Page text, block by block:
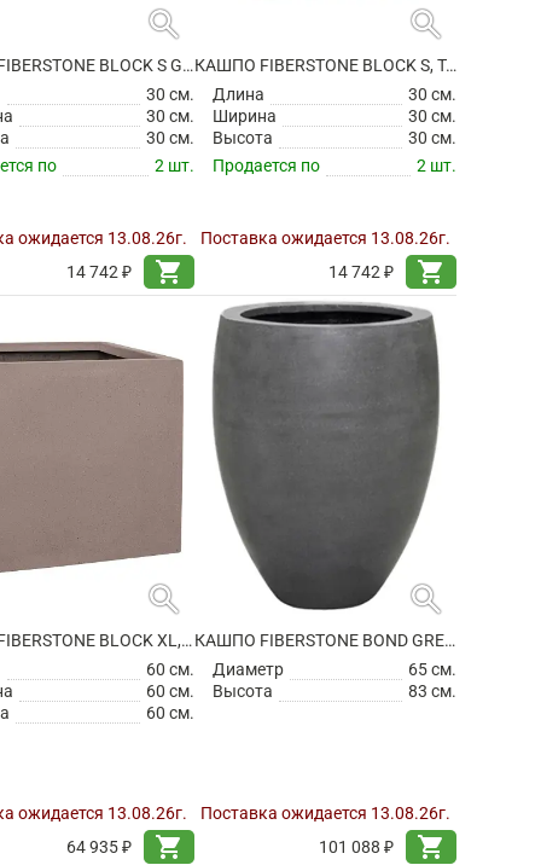
search
КАШПО FIBERSTONE BLOCK S GREY
30 см.
30 см.
30 см.
по
2 шт.
ожидается 13.08.26г.
14 742 ₽
shopping_cart
search
КАШПО FIBERSTONE BLOCK S, TAUPE
Длина
30 см.
Ширина
30 см.
Высота
30 см.
Продается по
2 шт.
Поставка ожидается 13.08.26г.
14 742 ₽
shopping_cart
search
КАШПО FIBERSTONE BLOCK XL, TAUPE
60 см.
60 см.
60 см.
ожидается 13.08.26г.
64 935 ₽
shopping_cart
search
КАШПО FIBERSTONE BOND GREY L
Диаметр
65 см.
Высота
83 см.
Поставка ожидается 13.08.26г.
101 088 ₽
shopping_cart